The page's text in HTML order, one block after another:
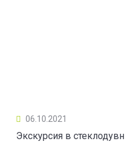
06.10.2021
Экскурсия в